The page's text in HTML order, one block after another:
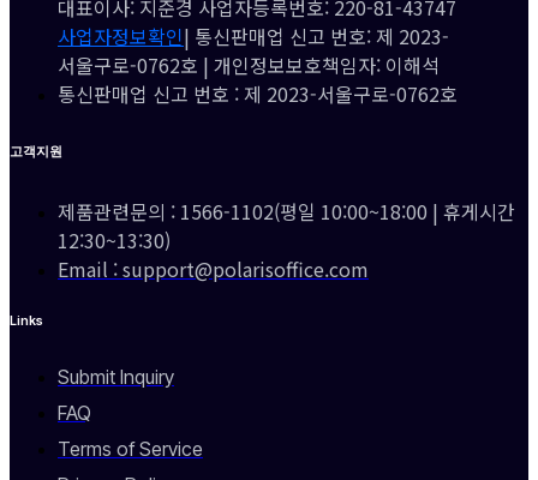
대표이사: 지준경 사업자등록번호: 220-81-43747
사업자정보확인| 통신판매업 신고 번호: 제 2023-
서울구로-0762호 | 개인정보보호책임자: 이해석
통신판매업 신고 번호 : 제 2023-서울구로-0762호
고객지원
제품관련문의 : 1566-1102(평일 10:00~18:00 | 휴게시간
12:30~13:30)
Email : support@polarisoffice.com
Links
Submit Inquiry
FAQ
Terms of Service